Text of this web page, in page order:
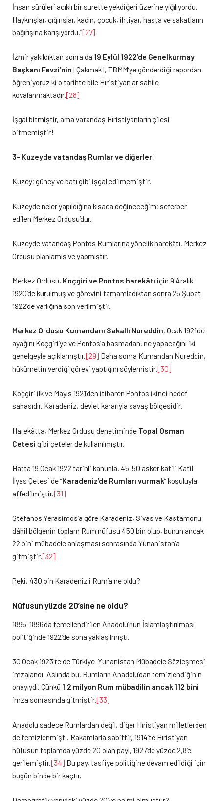
İnsan sürüleri acıklı bir surette yekdiğeri üzerine yığılıyordu.
Haykırışlar, çığırışlar, kadın, çocuk, ihtiyar, hasta ve sakatların
bağırışına karışıyordu.”[27]
İzmir yakıldıktan sonra da 19 Eylül 1922’de Genelkurmay
Başkanı Fevzi’nin [Çakmak], TBMM’ye gönderdiği rapordan
öğreniyoruz ki o tarihte bile Hıristiyanlar sahile
kovalanmaktadır.[28]
İşgal bitmiştir, ama vatandaş Hıristiyanların çilesi
bitmemiştir!
3- Kuzeyde vatandaş Rumlar ve diğerleri
Kuzey; güney ve batı gibi işgal edilmemiştir.
Kuzeyde neler yapıldığına kısaca değineceğim; seferber
edilen Merkez Ordusu’dur.
Kuzeyde vatandaş Pontos Rumlarına yönelik harekâtı, Merkez
Ordusu planlamış ve yapmıştır.
Merkez Ordusu, Koçgiri ve Pontos harekâtı için 9 Aralık
1920’de kurulmuş ve görevini tamamladıktan sonra 25 Şubat
1922’de varlığına son verilmiştir.
Merkez Ordusu Kumandanı Sakallı Nureddin, Ocak 1921’de
ayağını Koçgiri’ye ve Pontos’a basmadan, ne yapacağını iki
genelgeyle açıklamıştır.[29] Daha sonra Kumandan Nureddin,
hükümetin verdiği görevi yaptığını söylemiştir.[30]
Koçgiri ilk ve Mayıs 1921’den itibaren Pontos ikinci hedef
sahasıdır. Karadeniz, devlet kararıyla savaş bölgesidir.
Harekâtta, Merkez Ordusu denetiminde Topal Osman
Çetesi gibi çeteler de kullanılmıştır.
Hatta 19 Ocak 1922 tarihli kanunla, 45-50 asker katili Katil
İlyas Çetesi de “Karadeniz’de Rumları vurmak” koşuluyla
affedilmiştir.[31]
Stefanos Yerasimos’a göre Karadeniz, Sivas ve Kastamonu
dâhil bölgenin toplam Rum nüfusu 450 bin olup, bunun ancak
22 bini mübadele anlaşması sonrasında Yunanistan’a
gitmiştir.[32]
Peki, 430 bin Karadenizli Rum’a ne oldu?
Nüfusun yüzde 20’sine ne oldu?
1895-1896’da temellendirilen Anadolu’nun İslamlaştırılması
politiğinde 1922’de sona yaklaşılmıştı.
30 Ocak 1923’te de Türkiye-Yunanistan Mübadele Sözleşmesi
imzalandı. Aslında bu, Rumların Anadolu’dan temizlendiğinin
onayıydı. Çünkü 1,2 milyon Rum mübadilin ancak 112 bini
imza sonrasında gitmiştir.[33]
Anadolu sadece Rumlardan değil, diğer Hıristiyan milletlerden
de temizlenmişti. Rakamlarla sabittir, 1914’te Hıristiyan
nüfusun toplamda yüzde 20 olan payı, 1927’de yüzde 2,8’e
gerilemiştir.[34] Bu pay, tasfiye politiğine devam edildiği için
bugün binde bir kaçtır.